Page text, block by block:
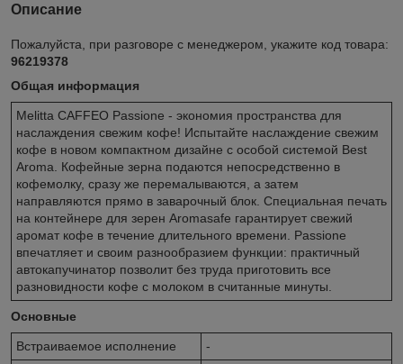
Описание
Пожалуйста, при разговоре с менеджером, укажите код товара:
96219378
Общая информация
Melitta CAFFEO Passione - экономия пространства для
наслаждения свежим кофе! Испытайте наслаждение свежим
кофе в новом компактном дизайне с особой системой Best
Aroma. Кофейные зерна подаются непосредственно в
кофемолку, сразу же перемалываются, а затем
направляются прямо в заварочный блок. Специальная печать
на контейнере для зерен Aromasafe гарантирует свежий
аромат кофе в течение длительного времени. Passione
впечатляет и своим разнообразием функции: практичный
автокапучинатор позволит без труда приготовить все
разновидности кофе с молоком в считанные минуты.
Основные
Встраиваемое исполнение
-